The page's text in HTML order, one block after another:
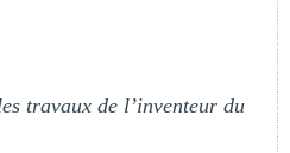
travaux de l’inventeur du